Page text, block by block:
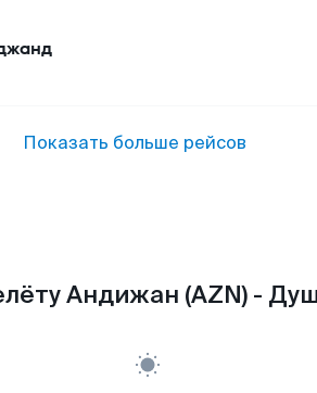
Показать больше рейсов
Андижан (AZN) -